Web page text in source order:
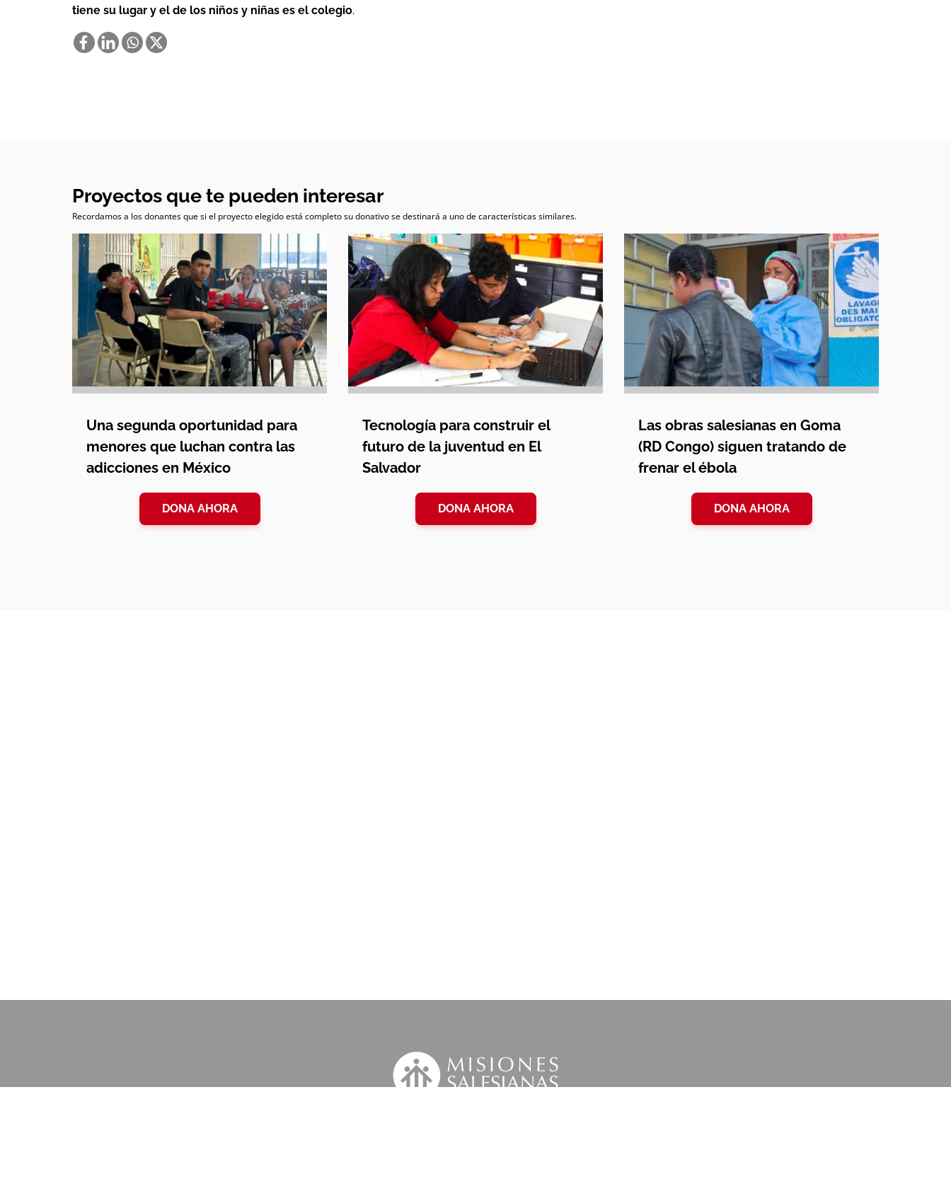
tiene su lugar y el de los niños y niñas es el colegio.
Proyectos que te pueden interesar
Recordamos a los donantes que si el proyecto elegido está completo su donativo se destinará a uno de características similares.
Una segunda oportunidad para
menores que luchan contra las
adicciones en México
DONA AHORA
Tecnología para construir el
futuro de la juventud en El
Salvador
DONA AHORA
Las obras salesianas en Goma
(RD Congo) siguen tratando de
frenar el ébola
DONA AHORA